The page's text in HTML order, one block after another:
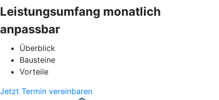
Leistungsumfang monatlich
anpassbar
Überblick
Bausteine
Vorteile
Jetzt Termin vereinbaren